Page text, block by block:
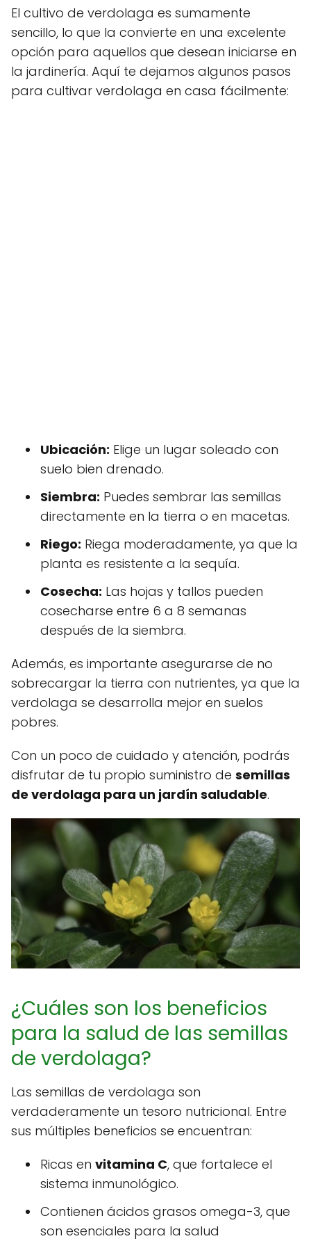
El cultivo de verdolaga es sumamente
sencillo, lo que la convierte en una excelente
opción para aquellos que desean iniciarse en
la jardinería. Aquí te dejamos algunos pasos
para cultivar verdolaga en casa fácilmente:
Ubicación: Elige un lugar soleado con
suelo bien drenado.
Siembra: Puedes sembrar las semillas
directamente en la tierra o en macetas.
Riego: Riega moderadamente, ya que la
planta es resistente a la sequía.
Cosecha: Las hojas y tallos pueden
cosecharse entre 6 a 8 semanas
después de la siembra.
Además, es importante asegurarse de no
sobrecargar la tierra con nutrientes, ya que la
verdolaga se desarrolla mejor en suelos
pobres.
Con un poco de cuidado y atención, podrás
disfrutar de tu propio suministro de semillas
de verdolaga para un jardín saludable.
¿Cuáles son los beneficios
para la salud de las semillas
de verdolaga?
Las semillas de verdolaga son
verdaderamente un tesoro nutricional. Entre
sus múltiples beneficios se encuentran:
Ricas en vitamina C, que fortalece el
sistema inmunológico.
Contienen ácidos grasos omega-3, que
son esenciales para la salud